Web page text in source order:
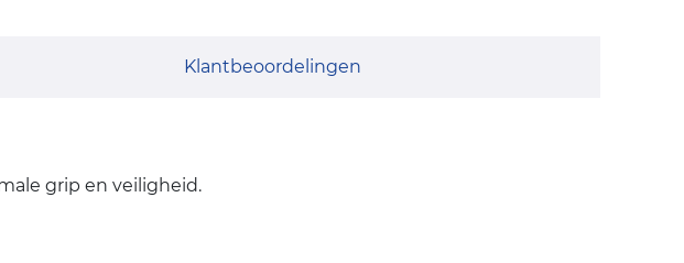
Klantbeoordelingen
grip en veiligheid.